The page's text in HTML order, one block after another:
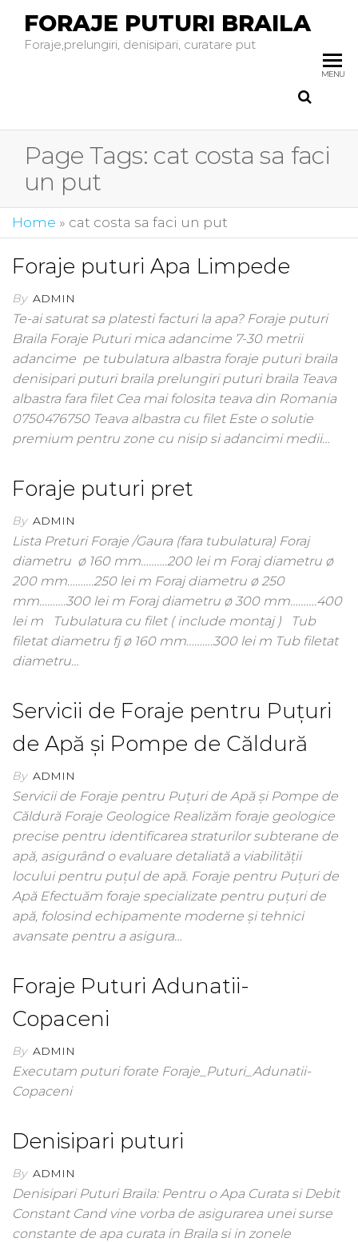
FORAJE PUTURI BRAILA
Foraje,prelungiri, denisipari, curatare put
MENU
Page Tags: cat costa sa faci
un put
Home » cat costa sa faci un put
Foraje puturi Apa Limpede
By ADMIN
Te-ai saturat sa platesti facturi la apa? Foraje puturi
Braila Foraje Puturi mica adancime 7-30 metrii
adancime pe tubulatura albastra foraje puturi braila
denisipari puturi braila prelungiri puturi braila Teava
albastra fara filet Cea mai folosita teava din Romania
0750476750 Teava albastra cu filet Este o solutie
premium pentru zone cu nisip si adancimi medii…
Foraje puturi pret
By ADMIN
Lista Preturi Foraje /Gaura (fara tubulatura) Foraj
diametru ø 160 mm……….200 lei m Foraj diametru ø
200 mm……….250 lei m Foraj diametru ø 250
mm……….300 lei m Foraj diametru ø 300 mm……….400
lei m Tubulatura cu filet ( include montaj ) Tub
filetat diametru fj ø 160 mm……….300 lei m Tub filetat
diametru…
Servicii de Foraje pentru Puțuri
de Apă și Pompe de Căldură
By ADMIN
Servicii de Foraje pentru Puțuri de Apă și Pompe de
Căldură Foraje Geologice Realizăm foraje geologice
precise pentru identificarea straturilor subterane de
apă, asigurând o evaluare detaliată a viabilității
locului pentru puțul de apă. Foraje pentru Puțuri de
Apă Efectuăm foraje specializate pentru puțuri de
apă, folosind echipamente moderne și tehnici
avansate pentru a asigura…
Foraje Puturi Adunatii-
Copaceni
By ADMIN
Executam puturi forate Foraje_Puturi_Adunatii-
Copaceni
Denisipari puturi
By ADMIN
Denisipari Puturi Braila: Pentru o Apa Curata si Debit
Constant Cand vine vorba de asigurarea unei surse
constante de apa curata in Braila si in zonele